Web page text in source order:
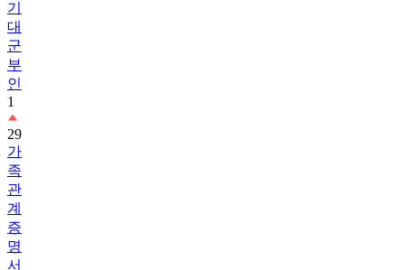
기
대
군
부
인
1
29
가
족
관
계
증
명
서